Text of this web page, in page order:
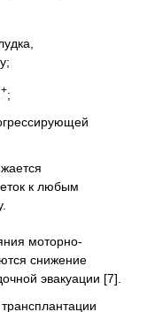
+;
к любым
моторно-
снижение
эвакуации [7].